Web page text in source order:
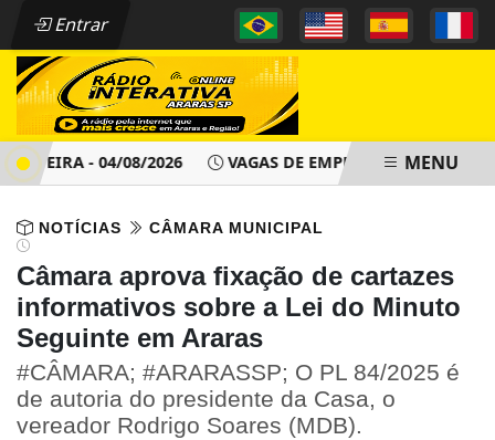
Entrar
FEIRA - 04/08/2026 VAGAS DE EMPREGO - PAT ARARAS
MENU
NOTÍCIAS CÂMARA MUNICIPAL
Câmara aprova fixação de cartazes
informativos sobre a Lei do Minuto
Seguinte em Araras
#CÂMARA; #ARARASSP; O PL 84/2025 é
de autoria do presidente da Casa, o
vereador Rodrigo Soares (MDB).